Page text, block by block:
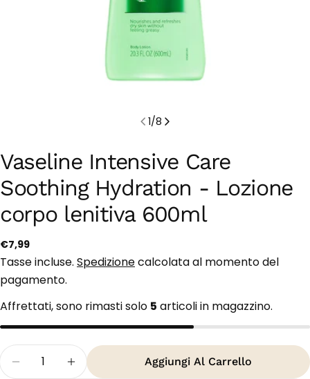
1/8
Vaseline Intensive Care
Soothing Hydration - Lozione
corpo lenitiva 600ml
Prezzo
regolare
€7,99
Tasse incluse. Spedizionecalcolata al momento del
pagamento.
Affrettati, sono rimasti solo 5 articoli in magazzino.
Quantità
Diminuisci La Quantità Per Vaseline Intensive
Aumenta La Quantità Per Vaseline
Aggiungi Al Carrello